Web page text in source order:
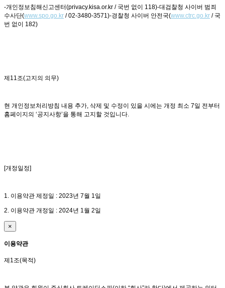
-개인정보침해신고센터(privacy.kisa.or.kr / 국번 없이 118)-대검찰청 사이버 범죄
수사단(www.spo.go.kr / 02-3480-3571)-경찰청 사이버 안전국(www.ctrc.go.kr / 국
번 없이 182)
제11조(고지의 의무)
현 개인정보처리방침 내용 추가, 삭제 및 수정이 있을 시에는 개정 최소 7일 전부터
홈페이지의 ‘공지사항’을 통해 고지할 것입니다.
[개정일정]
1. 이용약관 제정일 : 2023년 7월 1일
2. 이용약관 개정일 : 2024년 1월 2일
×
이용약관
제1조(목적)